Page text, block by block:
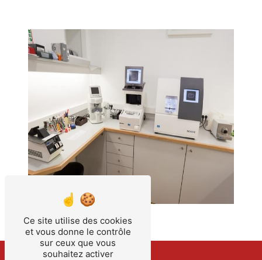
Ce site utilise des cookies
et vous donne le contrôle
sur ceux que vous
souhaitez activer